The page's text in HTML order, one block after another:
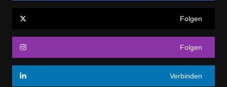
Folgen
Folgen
Verbinden